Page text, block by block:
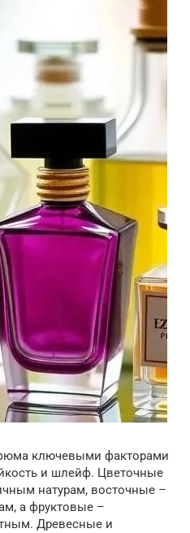
ключевыми факторами
и шлейф. Цветочные
натурам, восточные –
а фруктовые –
Древесные и